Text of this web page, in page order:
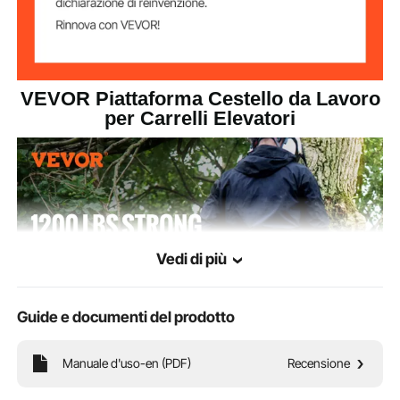
VEVOR Piattaforma Cestello da Lavoro
per Carrelli Elevatori
Vedi di più
Guide e documenti del prodotto
Manuale d'uso-en (PDF) Recensione